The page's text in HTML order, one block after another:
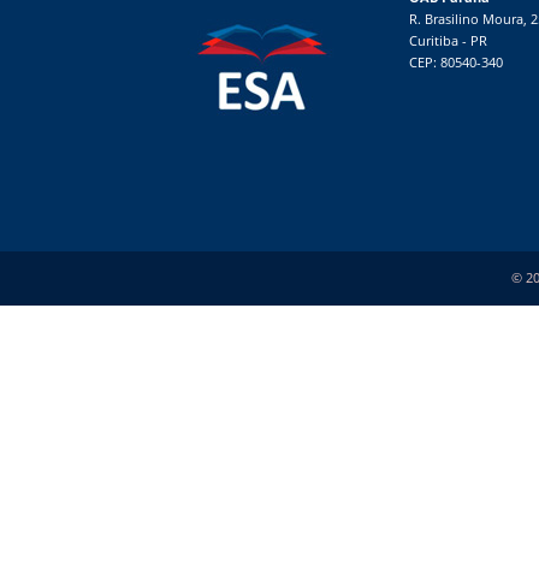
R. Brasilino Moura,
Curitiba - PR
CEP: 80540-340
©